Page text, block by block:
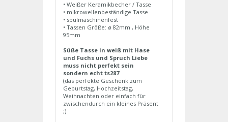
• Weißer Keramikbecher / Tasse
• mikrowellenbeständige Tasse
• spülmaschinenfest
• Tassen Größe: ø 82mm , Höhe
95mm
Süße Tasse in weiß mit Hase
und Fuchs und Spruch Liebe
muss nicht perfekt sein
sondern echt ts287
(das perfekte Geschenk zum
Geburtstag, Hochzeitstag,
Weihnachten oder einfach für
zwischendurch ein kleines Präsent
;)